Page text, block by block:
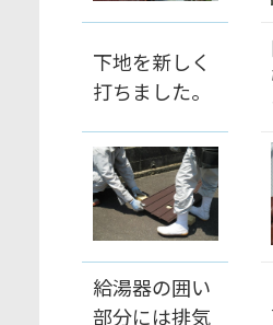
下地を新しく
打ちました。
給湯器の囲い
部分には排気